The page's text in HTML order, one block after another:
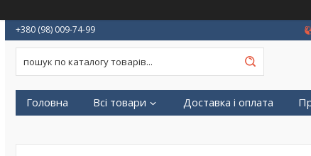
+380 (98) 009-74-99
Головна Всі товари Доставка і оплата